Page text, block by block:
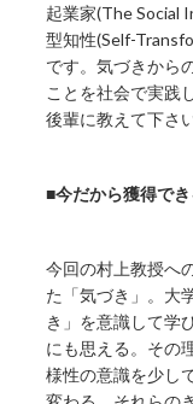
起業家(The Social
型知性(Self-
です。気づきから
ことを社会で実践
後輩に教えて下さ
■今だから獲得でき
今回の村上教授へ
た「気づき」。大
き」を意識して学
にも思える。その
様性の意識を少し